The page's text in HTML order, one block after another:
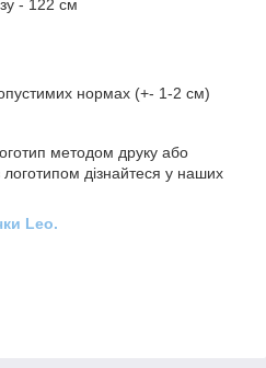
- 122 см
нормах (+- 1-2 см)
методом друку або
дізнайтеся у наших
Leo.